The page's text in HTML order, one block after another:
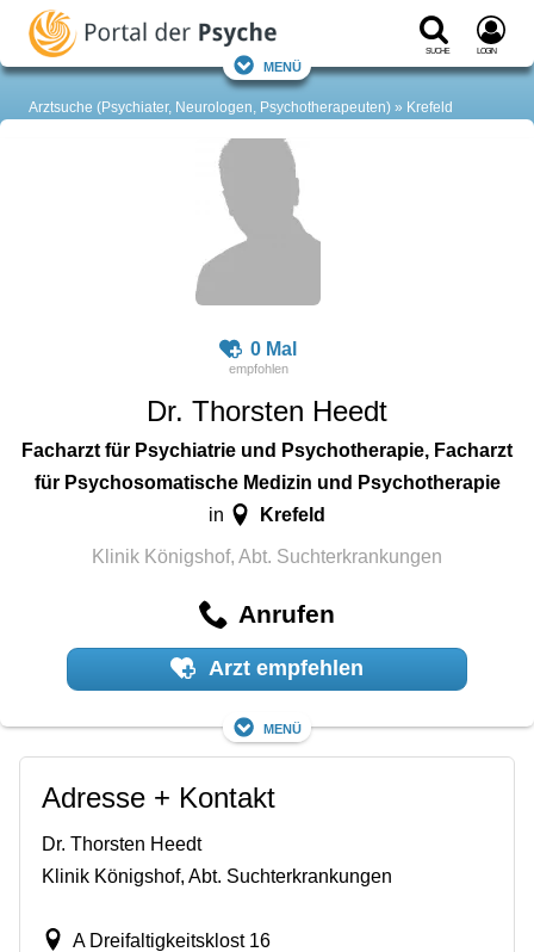
Suche Login
Menü
Arztsuche (Psychiater, Neurologen, Psychotherapeuten) Krefeld
0 Mal
Dr. Thorsten Heedt
Facharzt für Psychiatrie und Psychotherapie, Facharzt
für Psychosomatische Medizin und Psychotherapie
in Krefeld
Klinik Königshof, Abt. Suchterkrankungen
Anrufen
Arzt empfehlen
Menü
Adresse + Kontakt
Dr. Thorsten Heedt
Klinik Königshof, Abt. Suchterkrankungen
A Dreifaltigkeitsklost 16